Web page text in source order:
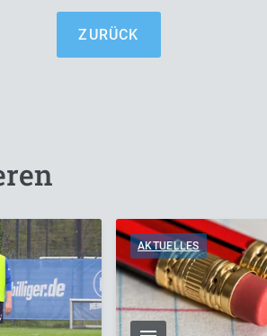
ZURÜCK
AKTUELLES